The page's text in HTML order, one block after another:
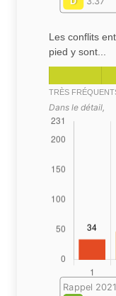
Les conflits
pied y sont...
TRÈS
Dans le détail,
Rappel